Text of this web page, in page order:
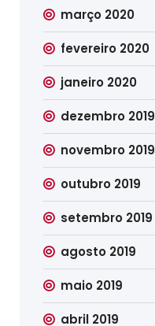
março 2020
fevereiro 2020
janeiro 2020
dezembro 2019
novembro 2019
outubro 2019
setembro 2019
agosto 2019
maio 2019
abril 2019